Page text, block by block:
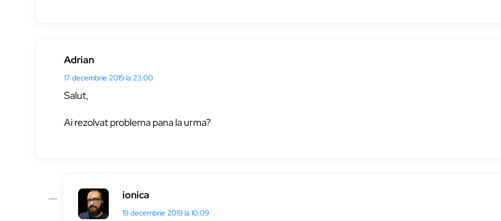
Adrian
17 decembrie 2019 la 23:00
Salut,
Ai rezolvat problema pana la urma?
ionica
19 decembrie 2019 la 10:09